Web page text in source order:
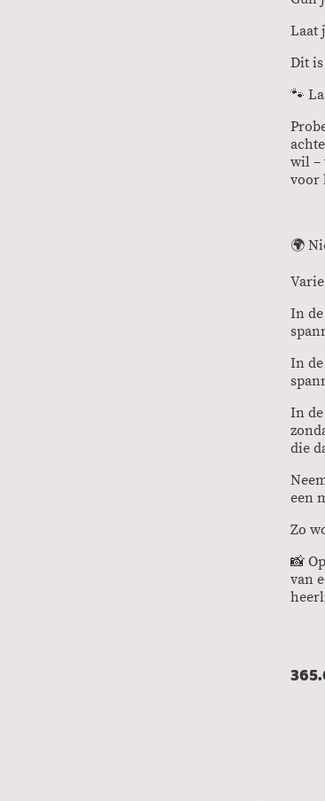
Laat
Dit
🐾
wil –
voor
🌍
In
In
In
die
een
Zo
📸
van